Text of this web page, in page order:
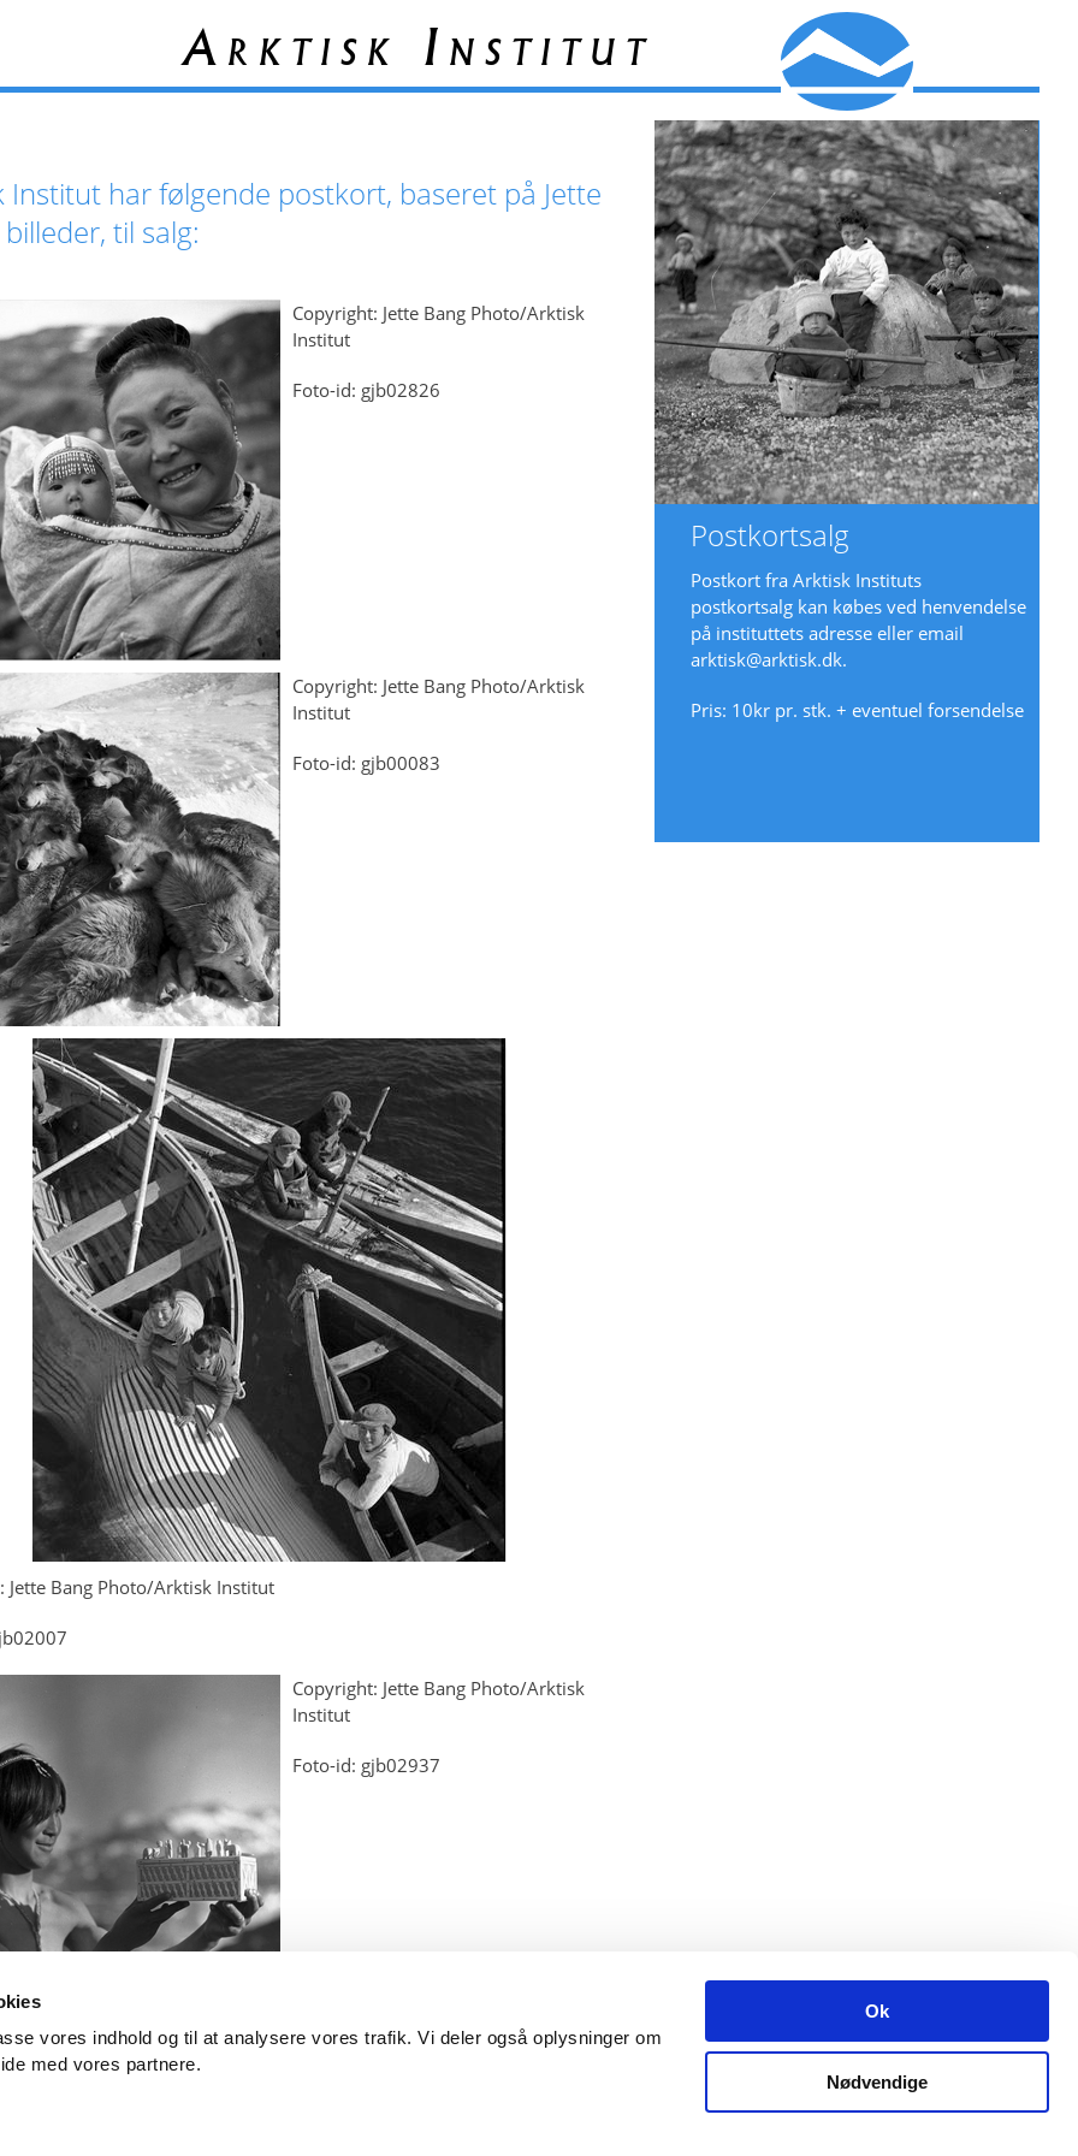
vores indhold og til at analysere vores trafik. Vi deler også oplysninger om
med vores partnere.
Ok
Nødvendige
Arktisk Institut
Institut har følgende postkort, baseret på Jette
til salg:
Copyright: Jette Bang Photo/Arktisk
Institut
Foto-id: gjb02826
Copyright: Jette Bang Photo/Arktisk
Institut
Foto-id: gjb00083
Jette Bang Photo/Arktisk Institut
Copyright: Jette Bang Photo/Arktisk
Institut
Foto-id: gjb02937
Postkortsalg
Postkort fra Arktisk Instituts
postkortsalg kan købes ved henvendelse
på instituttets adresse eller email
arktisk@arktisk.dk.
Pris: 10kr pr. stk. + eventuel forsendelse